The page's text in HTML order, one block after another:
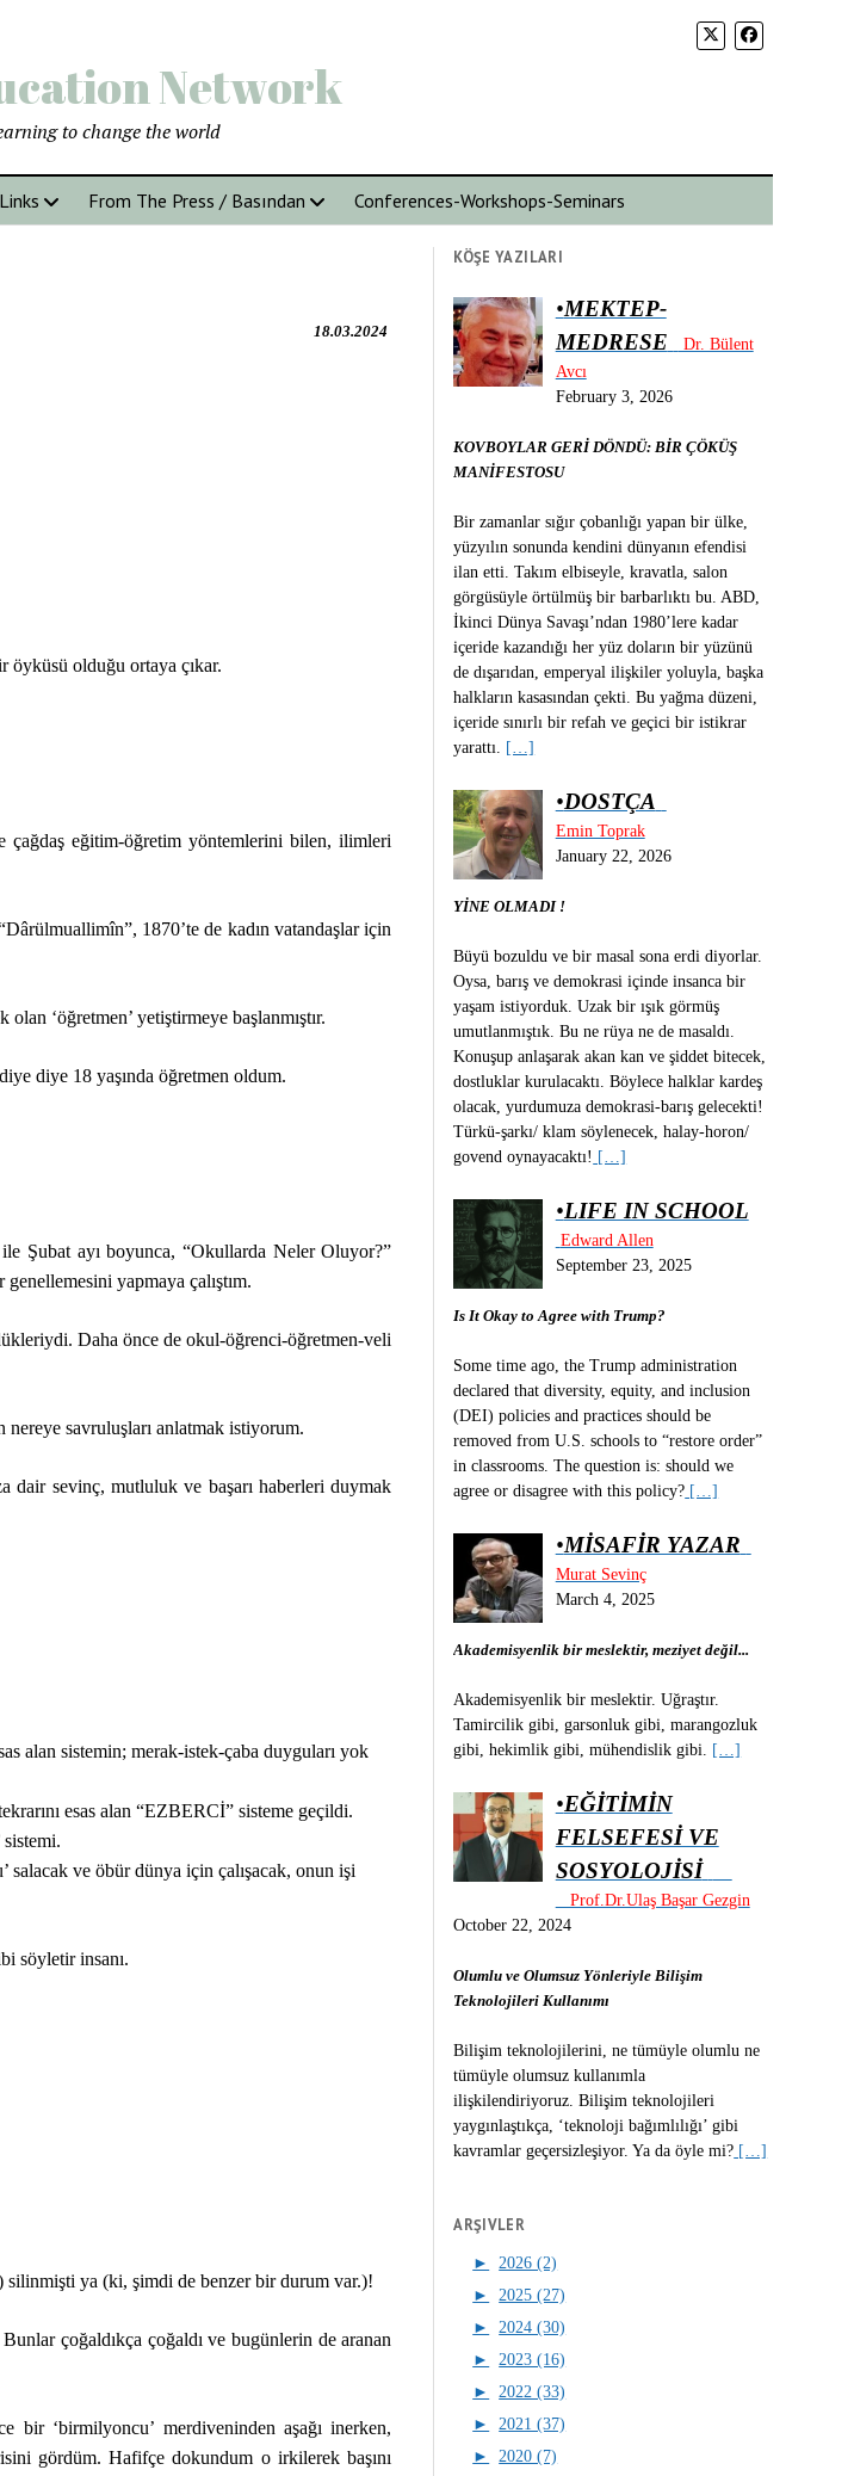
Network
to change the world
From The Press / Basından Conferences-Workshops-Seminars
18.03.2024
öyküsü olduğu ortaya çıkar.
eğitim-öğretim yöntemlerini bilen, ilimleri
1870’te de kadın vatandaşlar için
‘öğretmen’ yetiştirmeye başlanmıştır.
diye 18 yaşında öğretmen oldum.
Şubat ayı boyunca, “Okullarda Neler Oluyor?”
yapmaya çalıştım.
Daha önce de okul-öğrenci-öğretmen-veli
nereye savruluşları anlatmak istiyorum.
dair sevinç, mutluluk ve başarı haberleri duymak
alan sistemin; merak-istek-çaba duyguları yok
esas alan “EZBERCİ” sisteme geçildi.
ve öbür dünya için çalışacak, onun işi
söyletir insanı.
silinmişti ya (ki, şimdi de benzer bir durum var.)!
çoğaldıkça çoğaldı ve bugünlerin de aranan
‘birmilyoncu’ merdiveninden aşağı inerken,
gördüm. Hafifçe dokundum o irkilerek başını
KÖŞE YAZILARI
•MEKTEP-
MEDRESE
Dr. Bülent
Avcı
February 3, 2026
KOVBOYLAR GERİ DÖNDÜ: BİR ÇÖKÜŞ
MANİFESTOSU
Bir zamanlar sığır çobanlığı yapan bir ülke,
yüzyılın sonunda kendini dünyanın efendisi
ilan etti. Takım elbiseyle, kravatla, salon
görgüsüyle örtülmüş bir barbarlıktı bu. ABD,
İkinci Dünya Savaşı’ndan 1980’lere kadar
içeride kazandığı her yüz doların bir yüzünü
de dışarıdan, emperyal ilişkiler yoluyla, başka
halkların kasasından çekti. Bu yağma düzeni,
içeride sınırlı bir refah ve geçici bir istikrar
yarattı. […]
•DOSTÇA
Emin Toprak
January 22, 2026
YİNE OLMADI !
Büyü bozuldu ve bir masal sona erdi diyorlar.
Oysa, barış ve demokrasi içinde insanca bir
yaşam istiyorduk. Uzak bir ışık görmüş
umutlanmıştık. Bu ne rüya ne de masaldı.
Konuşup anlaşarak akan kan ve şiddet bitecek,
dostluklar kurulacaktı. Böylece halklar kardeş
olacak, yurdumuza demokrasi-barış gelecekti!
Türkü-şarkı/ klam söylenecek, halay-horon/
govend oynayacaktı! […]
•LIFE IN SCHOOL
Edward Allen
September 23, 2025
Is It Okay to Agree with Trump?
Some time ago, the Trump administration
declared that diversity, equity, and inclusion
(DEI) policies and practices should be
removed from U.S. schools to “restore order”
in classrooms. The question is: should we
agree or disagree with this policy? […]
•MİSAFİR YAZAR
Murat Sevinç
March 4, 2025
Akademisyenlik bir meslektir, meziyet değil...
Akademisyenlik bir meslektir. Uğraştır.
Tamircilik gibi, garsonluk gibi, marangozluk
gibi, hekimlik gibi, mühendislik gibi. […]
•EĞİTİMİN
FELSEFESİ VE
SOSYOLOJİSİ
Prof.Dr.Ulaş Başar Gezgin
October 22, 2024
Olumlu ve Olumsuz Yönleriyle Bilişim
Teknolojileri Kullanımı
Bilişim teknolojilerini, ne tümüyle olumlu ne
tümüyle olumsuz kullanımla
ilişkilendiriyoruz. Bilişim teknolojileri
yaygınlaştıkça, ‘teknoloji bağımlılığı’ gibi
kavramlar geçersizleşiyor. Ya da öyle mi? […]
ARŞIVLER
►
2026 (2)
►
2025 (27)
►
2024 (30)
►
2023 (16)
►
2022 (33)
►
2021 (37)
►
2020 (7)